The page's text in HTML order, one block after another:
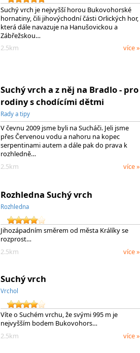
Suchý vrch je nejvyšší horou Bukovohorské
hornatiny, čili jihovýchodní části Orlických hor,
která dále navazuje na Hanušovickou a
Zábřežskou…
2.5km
více »
Suchý vrch a z něj na Bradlo - pro
rodiny s chodícími dětmi
Rady a tipy
V čevnu 2009 jsme byli na Sucháči. Jeli jsme
přes Červenou vodu a nahoru na kopec
serpentinami autem a dále pak do prava k
rozhledně…
2.5km
více »
Rozhledna Suchý vrch
Rozhledna
Jihozápadním směrem od města Králíky se
rozprost…
2.5km
více »
Suchý vrch
Vrchol
Víte o Suchém vrchu, že svými 995 m je
nejvyšším bodem Bukovohors…
2.5km
více »